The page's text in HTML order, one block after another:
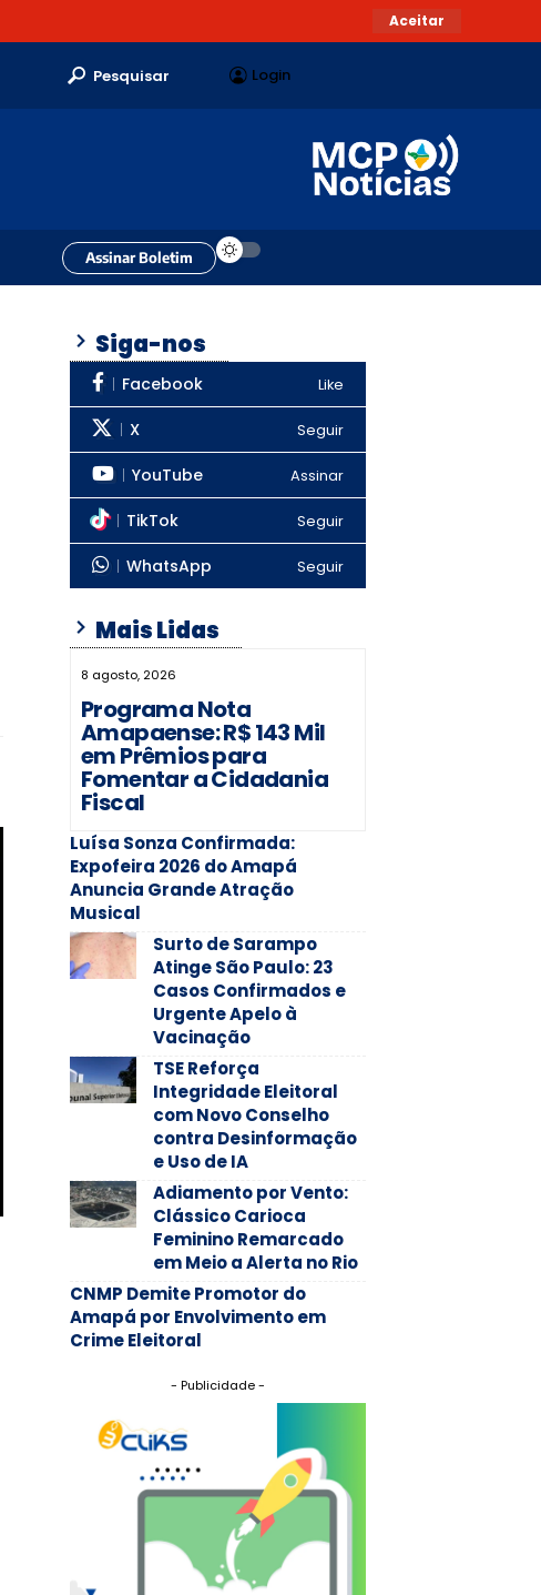
Aceitar
Pesquisar Login
Assinar Boletim
Siga-nos
Facebook Like
X Seguir
YouTube Assinar
TikTok Seguir
WhatsApp Seguir
Mais Lidas
8 agosto, 2026
Programa Nota
Amapaense: R$ 143 Mil
em Prêmios para
Fomentar a Cidadania
Fiscal
Luísa Sonza Confirmada:
Expofeira 2026 do Amapá
Anuncia Grande Atração
Musical
Surto de Sarampo
Atinge São Paulo: 23
Casos Confirmados e
Urgente Apelo à
Vacinação
TSE Reforça
Integridade Eleitoral
com Novo Conselho
contra Desinformação
e Uso de IA
Adiamento por Vento:
Clássico Carioca
Feminino Remarcado
em Meio a Alerta no Rio
CNMP Demite Promotor do
Amapá por Envolvimento em
Crime Eleitoral
- Publicidade -